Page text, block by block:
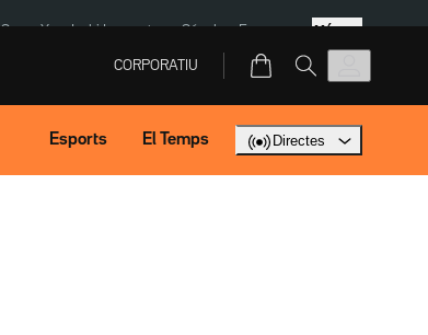
SpaceX Isaki Lacuesta Sánchez Europa Més
CORPORATIU
Esports El Temps Directes